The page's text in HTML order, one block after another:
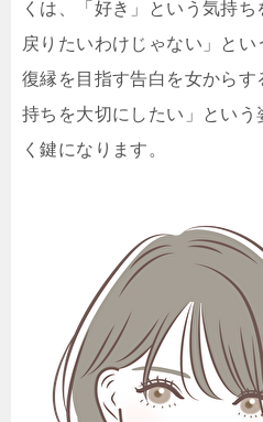
くは、「好き」という気持
戻りたいわけじゃない」とい
復縁を目指す告白を女から
持ちを大切にしたい」とい
く鍵になります。